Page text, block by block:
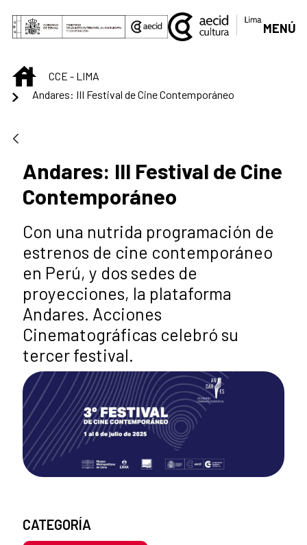
Skip to Main Content
MENÚ
INICIOCCE - LIMA
Andares: III Festival de Cine Contemporáneo
Andares: III Festival de Cine
Contemporáneo
Con una nutrida programación de
estrenos de cine contemporáneo
en Perú, y dos sedes de
proyecciones, la plataforma
Andares. Acciones
Cinematográficas celebró su
tercer festival.
CATEGORÍA